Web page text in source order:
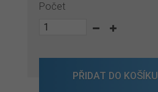
Počet
PŘIDAT DO KOŠÍKU